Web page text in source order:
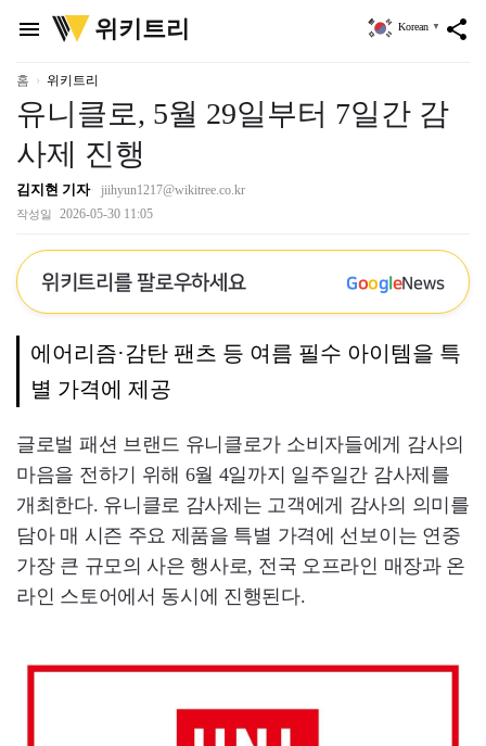
menu
위
키
리
위키트리 share
Korean ▼
홈 위키트리
유니클로, 5월 29일부터 7일간 감
사제 진행
김지현 기자 jiihyun1217@wikitree.co.kr
작성일 2026-05-30 11:05
위키트리를 팔로우하세요 GoogleNews
에어리즘·감탄 팬츠 등 여름 필수 아이템을 특
별 가격에 제공
글로벌 패션 브랜드 유니클로가 소비자들에게 감사의
마음을 전하기 위해 6월 4일까지 일주일간 감사제를
개최한다. 유니클로 감사제는 고객에게 감사의 의미를
담아 매 시즌 주요 제품을 특별 가격에 선보이는 연중
가장 큰 규모의 사은 행사로, 전국 오프라인 매장과 온
라인 스토어에서 동시에 진행된다.